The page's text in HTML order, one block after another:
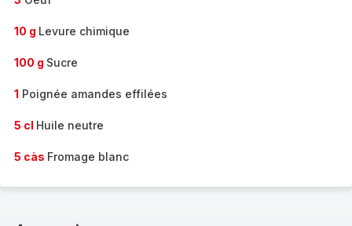
10 g Levure chimique
100 g Sucre
1 Poignée amandes effilées
5 cl Huile neutre
5 càs Fromage blanc